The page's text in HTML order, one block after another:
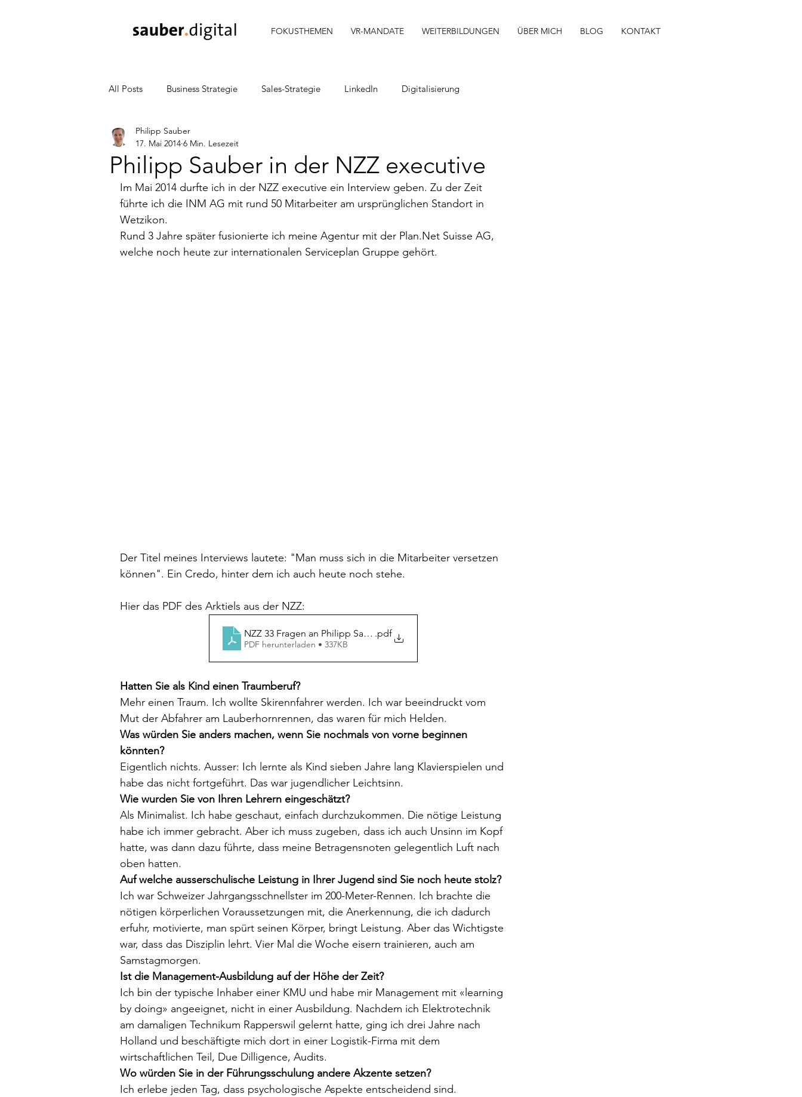
FOKUSTHEMEN VR-MANDATE WEITERBILDUNGEN ÜBER MICH BLOG KONTAKT
All Posts Business Strategie Sales-Strategie LinkedIn Digitalisierung
Sales & Marketing
Presse Entrepreneurship Verwaltungsrat Coaching Innovation
Vertrieb Lead-Generierung Programmierung
Philipp Sauber in der NZZ executive
Philipp Sauber
17. Mai 2014 6 Min. Lesezeit
Im Mai 2014 durfte ich in der NZZ executive ein Interview geben. Zu der Zeit
führte ich die INM AG mit rund 50 Mitarbeiter am ursprünglichen Standort in
Wetzikon.
Rund 3 Jahre später fusionierte ich meine Agentur mit der Plan.Net Suisse AG,
welche noch heute zur internationalen Serviceplan Gruppe gehört.
Der Titel meines Interviews lautete: "Man muss sich in die Mitarbeiter versetzen
können". Ein Credo, hinter dem ich auch heute noch stehe.
Hier das PDF des Arktiels aus der NZZ:
NZZ 33 Fragen an Philipp Sauber.pdf
PDF herunterladen • 337KB
Hatten Sie als Kind einen Traumberuf?
Mehr einen Traum. Ich wollte Skirennfahrer werden. Ich war beeindruckt vom
Mut der Abfahrer am Lauberhornrennen, das waren für mich Helden.
Was würden Sie anders machen, wenn Sie nochmals von vorne beginnen
könnten?
Eigentlich nichts. Ausser: Ich lernte als Kind sieben Jahre lang Klavierspielen und
habe das nicht fortgeführt. Das war jugendlicher Leichtsinn.
Wie wurden Sie von Ihren Lehrern eingeschätzt?
Als Minimalist. Ich habe geschaut, einfach durchzukommen. Die nötige Leistung
habe ich immer gebracht. Aber ich muss zugeben, dass ich auch Unsinn im Kopf
hatte, was dann dazu führte, dass meine Betragensnoten gelegentlich Luft nach
oben hatten.
Auf welche ausserschulische Leistung in Ihrer Jugend sind Sie noch heute stolz?
Ich war Schweizer Jahrgangsschnellster im 200-Meter-Rennen. Ich brachte die
nötigen körperlichen Voraussetzungen mit, die Anerkennung, die ich dadurch
erfuhr, motivierte, man spürt seinen Körper, bringt Leistung. Aber das Wichtigste
war, dass das Disziplin lehrt. Vier Mal die Woche eisern trainieren, auch am
Samstagmorgen.
Ist die Management-Ausbildung auf der Höhe der Zeit?
Ich bin der typische Inhaber einer KMU und habe mir Management mit «learning
by doing» angeeignet, nicht in einer Ausbildung. Nachdem ich Elektrotechnik
am damaligen Technikum Rapperswil gelernt hatte, ging ich drei Jahre nach
Holland und beschäftigte mich dort in einer Logistik-Firma mit dem
wirtschaftlichen Teil, Due Dilligence, Audits.
Wo würden Sie in der Führungsschulung andere Akzente setzen?
Ich erlebe jeden Tag, dass psychologische Aspekte entscheidend sind.